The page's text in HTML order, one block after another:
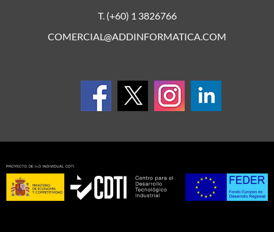
T. (+60) 1 3826766
COMERCIAL@ADDINFORMATICA.COM